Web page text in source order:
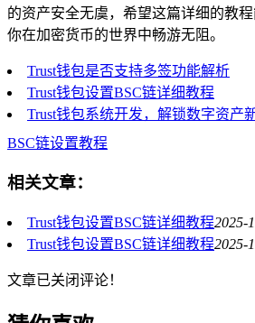
的资产安全无虞，希望这篇详细的教
你在加密货币的世界中畅游无阻。
Trust钱包是否支持多签功能解析
Trust钱包设置BSC链详细教程
Trust钱包系统开发，解锁数字资产
BSC链设置教程
相关文章：
Trust钱包设置BSC链详细教程2025-
Trust钱包设置BSC链详细教程2025-
文章已关闭评论！